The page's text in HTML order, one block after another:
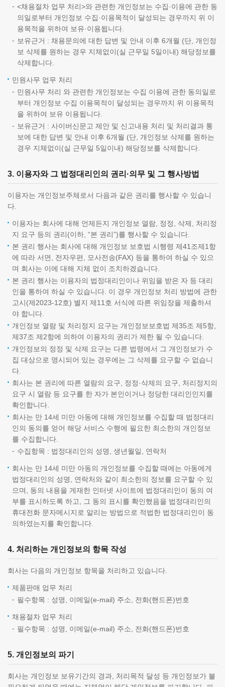
<채용절차 업무 처리>와 관련한 개인정보는 수집·이용에 관한 동
의일로부터 개인정보 수집·이용목적이 달성되는 경우까지 위 이
용목적을 위하여 보유·이용됩니다.
보유근거 : 채용문의에 대한 답변 및 안내 이후 6개월 (단, 개인정
보 삭제를 원하는 경우 지체없이(실 근무일 5일이내) 해당정보를
삭제합니다.
민원사무 업무 처리
민원사무 처리 와 관련한 개인정보는 수집 이용에 관한 동의일로
부터 개인정보 수집 이용목적이 달성되는 경우까지 위 이용목적
을 위하여 보유 이용됩니다.
보유근거 : 사이버신문고 제안 및 신고내용 처리 및 처리결과 통
보에 대한 답변 및 안내 이후 6개월 (단, 개인정보 삭제를 원하는
경우 지체없이(실 근무일 5일이내) 해당정보를 삭제합니다.
3. 이용자와 그 법정대리인의 권리·의무 및 그 행사방법
이용자는 개인정보주체로서 다음과 같은 권리를 행사할 수 있습니
다.
이용자는 회사에 대해 언제든지 개인정보 열람, 정정, 삭제, 처리정
지 요구 등의 권리(이하, “본 권리”)를 행사할 수 있습니다.
본 권리 행사는 회사에 대해 개인정보 보호법 시행령 제41조제1항
에 따라 서면, 전자우편, 모사전송(FAX) 등을 통하여 하실 수 있으
며 회사는 이에 대해 지체 없이 조치하겠습니다.
본 권리 행사는 이용자의 법정대리인이나 위임을 받은 자 등 대리
인을 통하여 하실 수 있습니다. 이 경우 개인정보 처리 방법에 관한
고시(제2023-12호) 별지 제11호 서식에 따른 위임장을 제출하셔
야 합니다.
개인정보 열람 및 처리정지 요구는 개인정보보호법 제35조 제5항,
제37조 제2항에 의하여 이용자의 권리가 제한 될 수 있습니다.
개인정보의 정정 및 삭제 요구는 다른 법령에서 그 개인정보가 수
집 대상으로 명시되어 있는 경우에는 그 삭제를 요구할 수 없습니
다.
회사는 본 권리에 따른 열람의 요구, 정정·삭제의 요구, 처리정지의
요구 시 열람 등 요구를 한 자가 본인이거나 정당한 대리인인지를
확인합니다.
회사는 만 14세 미만 아동에 대해 개인정보를 수집할 때 법정대리
인의 동의를 얻어 해당 서비스 수행에 필요한 최소한의 개인정보
를 수집합니다.
수집항목 : 법정대리인의 성명, 생년월일, 연락처
회사는 만 14세 미만 아동의 개인정보를 수집할 때에는 아동에게
법정대리인의 성명, 연락처와 같이 최소한의 정보를 요구할 수 있
으며, 동의 내용을 게재한 인터넷 사이트에 법정대리인이 동의 여
부를 표시하도록 하고, 그 동의 표시를 확인했음을 법정대리인의
휴대전화 문자메시지로 알리는 방법으로 적법한 법정대리인이 동
의하였는지를 확인합니다.
4. 처리하는 개인정보의 항목 작성
회사는 다음의 개인정보 항목을 처리하고 있습니다.
제품판매 업무 처리
필수항목 : 성명, 이메일(e-mail) 주소, 전화(핸드폰)번호
채용절차 업무 처리
필수항목 : 성명, 이메일(e-mail) 주소, 전화(핸드폰)번호
5. 개인정보의 파기
회사는 개인정보 보유기간의 경과, 처리목적 달성 등 개인정보가 불